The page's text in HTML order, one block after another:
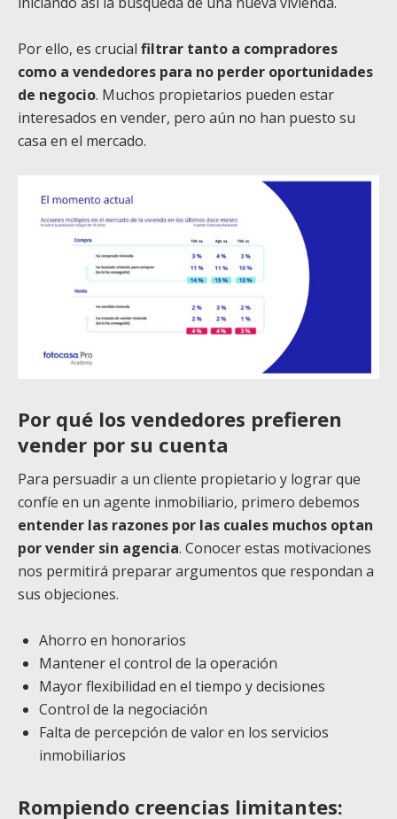
Por ello, es crucial filtrar tanto a compradores
como a vendedores para no perder oportunidades
de negocio. Muchos propietarios pueden estar
interesados en vender, pero aún no han puesto su
casa en el mercado.
Por qué los vendedores prefieren
vender por su cuenta
Para persuadir a un cliente propietario y lograr que
confíe en un agente inmobiliario, primero debemos
entender las razones por las cuales muchos optan
por vender sin agencia. Conocer estas motivaciones
nos permitirá preparar argumentos que respondan a
sus objeciones.
Ahorro en honorarios
Mantener el control de la operación
Mayor flexibilidad en el tiempo y decisiones
Control de la negociación
Falta de percepción de valor en los servicios
inmobiliarios
Rompiendo creencias limitantes: